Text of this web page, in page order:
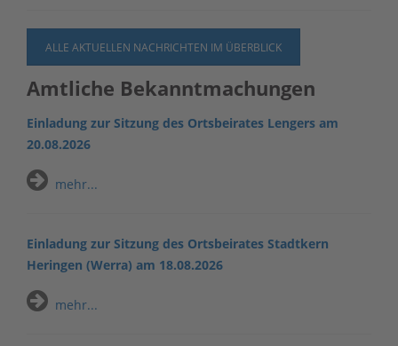
ALLE AKTUELLEN NACHRICHTEN IM ÜBERBLICK
Amtliche Bekanntmachungen
Einladung zur Sitzung des Ortsbeirates Lengers am
20.08.2026
mehr...
Einladung zur Sitzung des Ortsbeirates Stadtkern
Heringen (Werra) am 18.08.2026
mehr...